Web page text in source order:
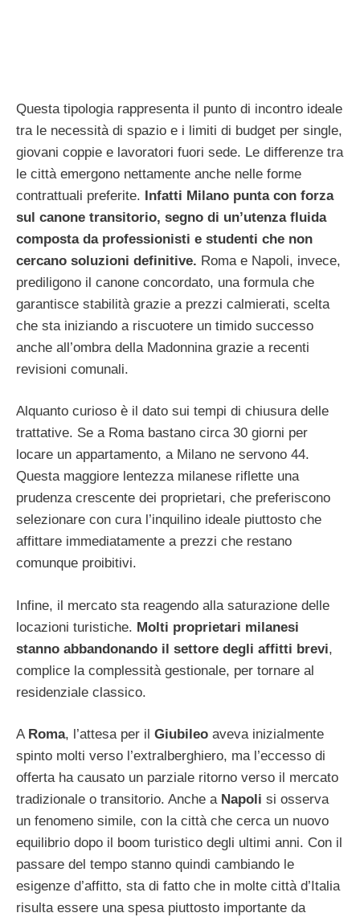
Questa tipologia rappresenta il punto di incontro ideale
tra le necessità di spazio e i limiti di budget per single,
giovani coppie e lavoratori fuori sede. Le differenze tra
le città emergono nettamente anche nelle forme
contrattuali preferite. Infatti Milano punta con forza
sul canone transitorio, segno di un’utenza fluida
composta da professionisti e studenti che non
cercano soluzioni definitive. Roma e Napoli, invece,
prediligono il canone concordato, una formula che
garantisce stabilità grazie a prezzi calmierati, scelta
che sta iniziando a riscuotere un timido successo
anche all’ombra della Madonnina grazie a recenti
revisioni comunali.
Alquanto curioso è il dato sui tempi di chiusura delle
trattative. Se a Roma bastano circa 30 giorni per
locare un appartamento, a Milano ne servono 44.
Questa maggiore lentezza milanese riflette una
prudenza crescente dei proprietari, che preferiscono
selezionare con cura l’inquilino ideale piuttosto che
affittare immediatamente a prezzi che restano
comunque proibitivi.
Infine, il mercato sta reagendo alla saturazione delle
locazioni turistiche. Molti proprietari milanesi
stanno abbandonando il settore degli affitti brevi,
complice la complessità gestionale, per tornare al
residenziale classico.
A Roma, l’attesa per il Giubileo aveva inizialmente
spinto molti verso l’extralberghiero, ma l’eccesso di
offerta ha causato un parziale ritorno verso il mercato
tradizionale o transitorio. Anche a Napoli si osserva
un fenomeno simile, con la città che cerca un nuovo
equilibrio dopo il boom turistico degli ultimi anni. Con il
passare del tempo stanno quindi cambiando le
esigenze d’affitto, sta di fatto che in molte città d’Italia
risulta essere una spesa piuttosto importante da